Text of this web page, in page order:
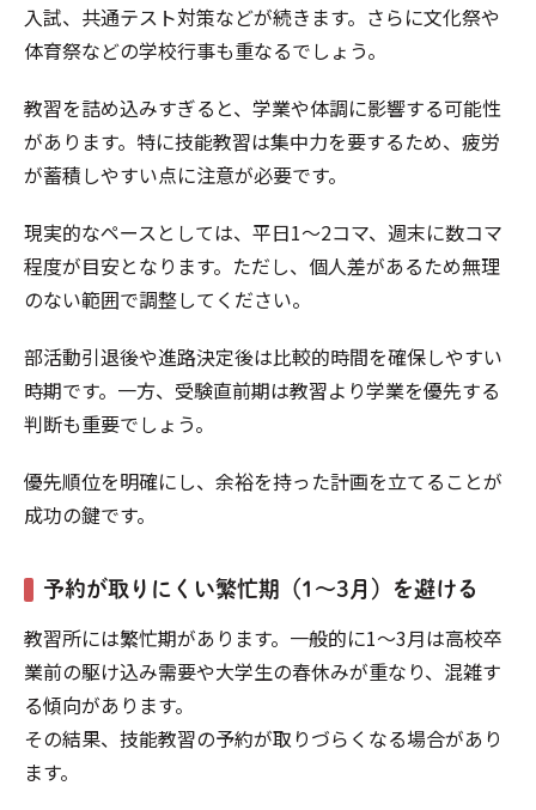
入試、共通テスト対策などが続きます。さらに文化祭や
体育祭などの学校行事も重なるでしょう。
教習を詰め込みすぎると、学業や体調に影響する可能性
があります。特に技能教習は集中力を要するため、疲労
が蓄積しやすい点に注意が必要です。
現実的なペースとしては、平日1〜2コマ、週末に数コマ
程度が目安となります。ただし、個人差があるため無理
のない範囲で調整してください。
部活動引退後や進路決定後は比較的時間を確保しやすい
時期です。一方、受験直前期は教習より学業を優先する
判断も重要でしょう。
優先順位を明確にし、余裕を持った計画を立てることが
成功の鍵です。
予約が取りにくい繁忙期（1〜3月）を避ける
教習所には繁忙期があります。一般的に1～3月は高校卒
業前の駆け込み需要や大学生の春休みが重なり、混雑す
る傾向があります。
その結果、技能教習の予約が取りづらくなる場合があり
ます。